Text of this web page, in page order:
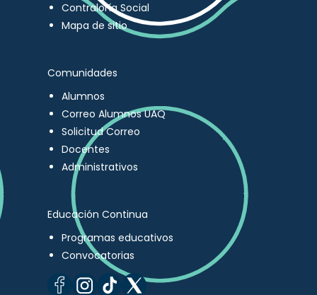
Contraloría Social
Mapa de sitio
Comunidades
Alumnos
Correo Alumnos UAQ
Solicitud Correo
Docentes
Administrativos
Educación Continua
Programas educativos
Convocatorias